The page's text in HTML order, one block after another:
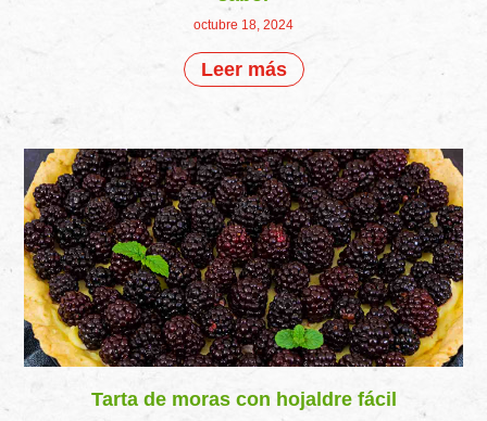
octubre 18, 2024
Leer más
Tarta de moras con hojaldre fácil